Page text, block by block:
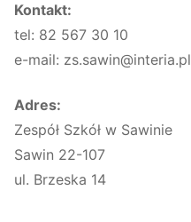
Kontakt:
tel: 82 567 30 10
e-mail: zs.sawin@interia.pl
Adres:
Zespół Szkół w Sawinie
Sawin 22-107
ul. Brzeska 14